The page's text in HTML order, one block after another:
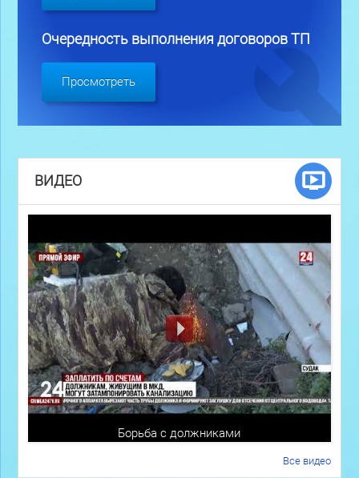
Очередность выполнения договоров ТП
Просмотреть
ВИДЕО
Борьба с должниками
Все видео